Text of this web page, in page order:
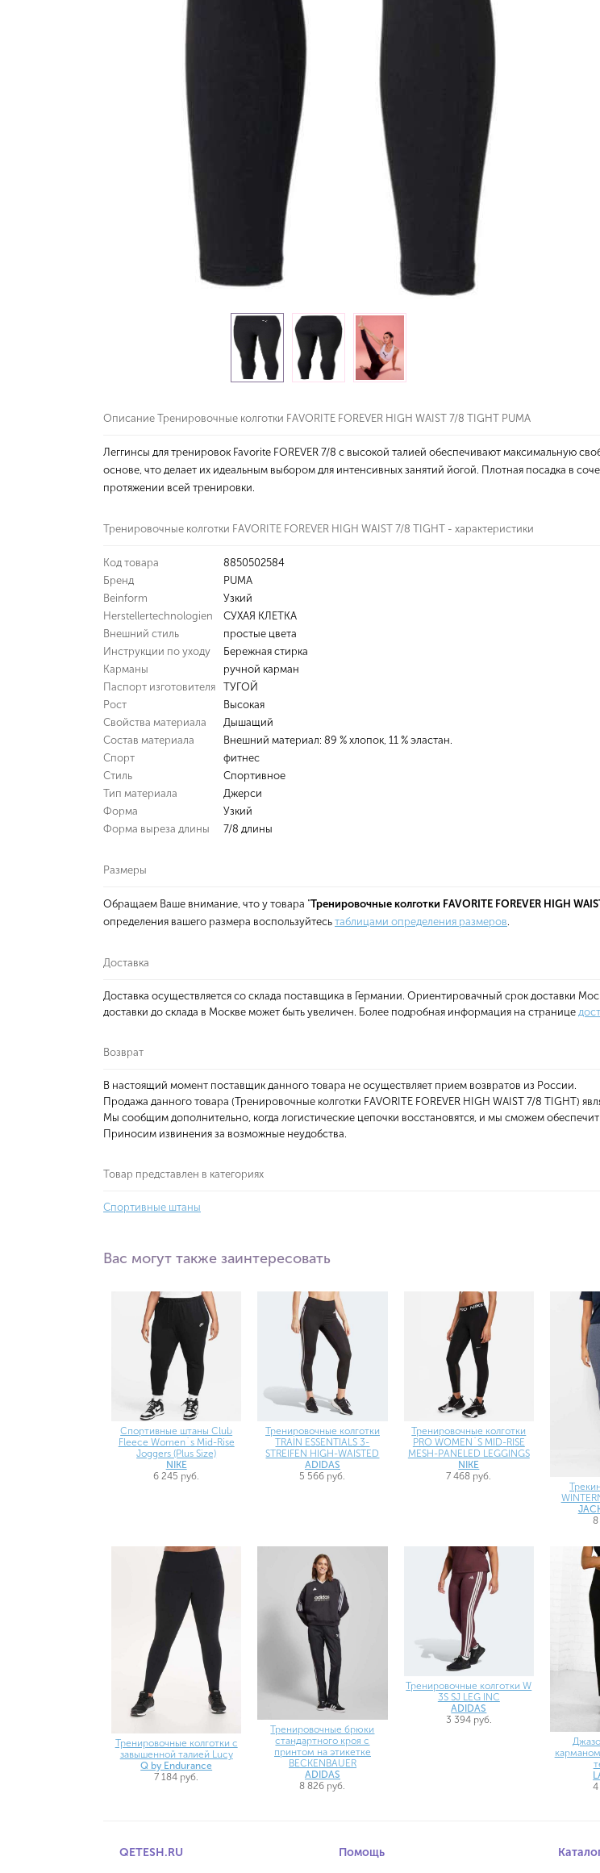
Описание Тренировочные колготки FAVORITE FOREVER HIGH WAIST 7/8 TIGHT PUMA
Леггинсы для тренировок Favorite FOREVER 7/8 с высокой талией обеспечивают максимальную
основе, что делает их идеальным выбором для интенсивных занятий йогой. Плотная посадка в
протяжении всей тренировки.
Тренировочные колготки FAVORITE FOREVER HIGH WAIST 7/8 TIGHT - характеристики
Код товара
8850502584
Бренд
PUMA
Beinform
Узкий
Herstellertechnologien
СУХАЯ КЛЕТКА
Внешний стиль
простые цвета
Инструкции по уходу
Бережная стирка
Карманы
ручной карман
Паспорт изготовителя
ТУГОЙ
Рост
Высокая
Свойства материала
Дышащий
Состав материала
Внешний материал: 89 % хлопок, 11 % эластан.
Спорт
фитнес
Стиль
Спортивное
Тип материала
Джерси
Форма
Узкий
Форма выреза длины
7/8 длины
Размеры
Обращаем Ваше внимание, что у товара "Тренировочные колготки FAVORITE FOREVER HIGH
определения вашего размера воспользуйтесь таблицами определения размеров.
Доставка
Доставка осуществляется со склада поставщика в Германии. Ориентировачный срок доставки
доставки до склада в Москве может быть увеличен. Более подробная информация на странице
Возврат
В настоящий момент поставщик данного товара не осуществляет прием возвратов из России.
Продажа данного товара (Тренировочные колготки FAVORITE FOREVER HIGH WAIST 7/8 TIGHT)
Мы сообщим дополнительно, когда логистические цепочки восстановятся, и мы сможем
Приносим извинения за возможные неудобства.
Товар представлен в категориях
Спортивные штаны
Вас могут также заинтересовать
Спортивные штаны Club
Fleece Women`s Mid-Rise
Joggers (Plus Size)
NIKE
6 245 руб.
Тренировочные колготки
TRAIN ESSENTIALS 3-
STREIFEN HIGH-WAISTED
ADIDAS
5 566 руб.
Тренировочные колготки
PRO WOMEN`S MID-RISE
MESH-PANELED LEGGINGS
NIKE
7 468 руб.
8
Тренировочные колготки с
завышенной талией Lucy
Q by Endurance
7 184 руб.
Тренировочные брюки
стандартного кроя с
принтом на этикетке
BECKENBAUER
ADIDAS
8 826 руб.
Тренировочные колготки W
3S SJ LEG INC
ADIDAS
3 394 руб.
4
QETESH.RU Помощь